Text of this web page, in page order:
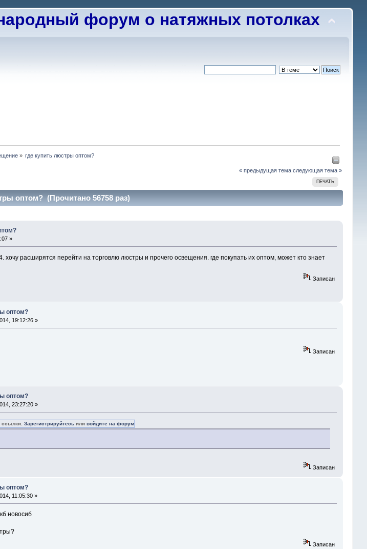
форум о натяжных потолках
» где купить люстры оптом?
« предыдущая тема следующая тема »
ПЕЧАТЬ
оптом? (Прочитано 56758 раз)
»
хочу расширятся перейти на торговлю люстры и прочего освещения. где покупать их оптом, может кто знает
Записан
оптом?
19:12:26 »
Записан
оптом?
23:27:20 »
ссылки. Зарегистрируйтесьили войдите на форум
Записан
оптом?
11:05:30 »
новосиб
Записан